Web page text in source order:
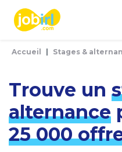
Accueil Stages &
Trouve un
alternance
25 000
Panneau de gestion des